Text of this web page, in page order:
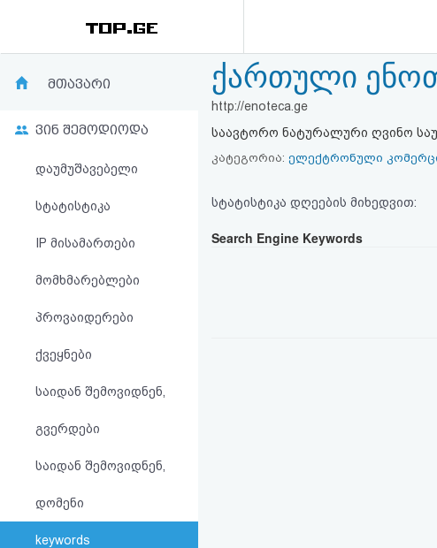
რეიტინგი
კითხვა-
პასუხი
ავტორიზაცია
რეგისტრაცია
სალიცენზიო
მთავარი
ვინ შემოდიოდა
დაუმუშავებელი
სტატისტიკა
IP მისამართები
მომხმარებლები
პროვაიდერები
ქვეყნები
საიდან შემოვიდნენ,
გვერდები
საიდან შემოვიდნენ,
დომენი
keywords
ქართული
http://enoteca.ge
საავტორო ნატურალური ღვინო
კატეგორია: ელექტრონული
სტატისტიკა დღეების მიხედვით:
Search Engine Keywords